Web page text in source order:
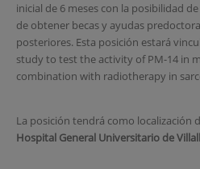
inicial de 6 meses con la posibilidad
de obtener becas y ayudas
posteriores. Esta posición estará
study to test the activity of PM-14 in
combination with radiotherapy in
La posición tendrá como localización
Hospital General Universitario de